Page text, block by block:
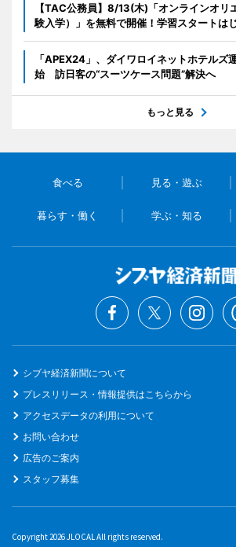
【TAC公務員】8/13(木)「オンラインオリ
験入学）」を無料で開催！学習スタートは
「APEX24」、ダイワロイネットホテルズ
始 訪日客の“スーツケース問題”解決へ
もっと見る
食べる 見る・遊ぶ
暮らす・働く 学ぶ・知る
シブヤ経済新聞について
プレスリリース・情報提供はこちらから
アクセスデータの利用について
お問い合わせ
広告のご案内
スタッフ募集
Copyright 2026 JLOCAL All rights reserved.